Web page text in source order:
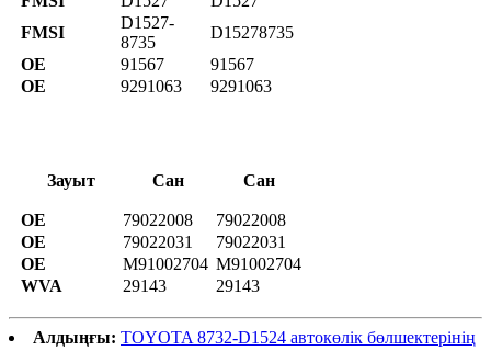
FMSI
D1527-
8735
D15278735
OE
91567
91567
OE
9291063 9291063
Зауыт Сан Сан
OE 79022008
79022008
OE
79022031
79022031
OE
M91002704 M91002704
WVA
29143 29143
Алдыңғы: TOYOTA 8732-D1524 автокөлік бөлшектерінің